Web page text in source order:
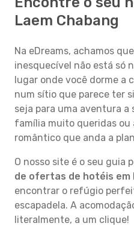
Laem Chabang
Na eDreams, achamos
inesquecível não está só
lugar onde você dorme a
num sítio que parece ter
seja para uma aventura a
família muito queridas ou
romântico que anda a
O nosso site é o seu guia
de ofertas de hotéis em
encontrar o refúgio
escapadela. A
literalmente, a um clique!